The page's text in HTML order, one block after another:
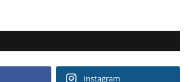
Instagram